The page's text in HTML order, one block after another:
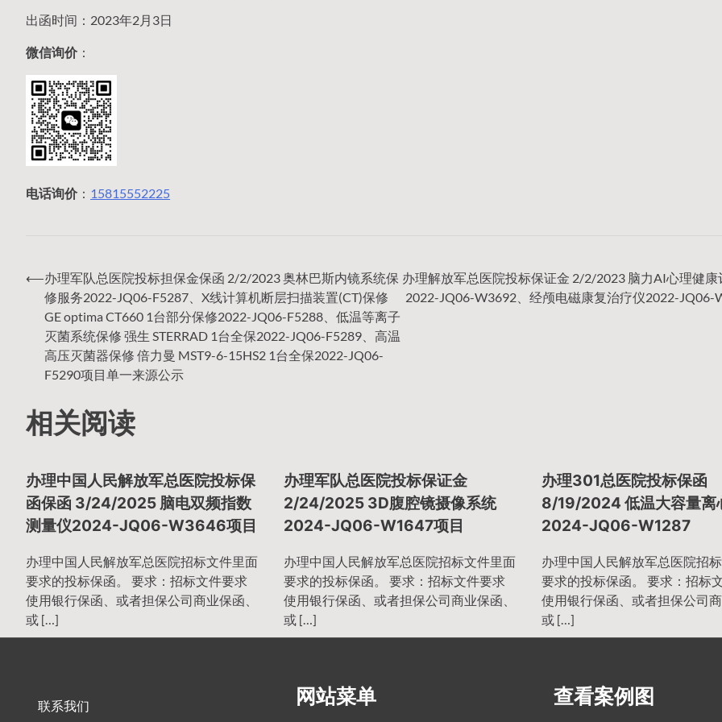
出函时间：2023年2月3日
微信询价：
电话询价： 15815552225
文
章
导
航
⟵办理军队总医院投标担保金保函 2/2/2023 奥林巴斯内镜系统保
修服务2022-JQ06-F5287、X线计算机断层扫描装置(CT)保修
GE optima CT660 1台部分保修2022-JQ06-F5288、低温等离子
灭菌系统保修 强生 STERRAD 1台全保2022-JQ06-F5289、高温
高压灭菌器保修 倍力曼 MST9-6-15HS2 1台全保2022-JQ06-
F5290项目单一来源公示
办理解放军总医院投标保证金 2/2/2023 脑力AI心理健康
2022-JQ06-W3692、经颅电磁康复治疗仪2022-JQ06-
相关阅读
办理中国人民解放军总医院投标保
函保函 3/24/2025 脑电双频指数
测量仪2024-JQ06-W3646项目
办理中国人民解放军总医院招标文件里面
要求的投标保函。 要求：招标文件要求
使用银行保函、或者担保公司商业保函、
或 […]
办理军队总医院投标保证金
2/24/2025 3D腹腔镜摄像系统
2024-JQ06-W1647项目
办理中国人民解放军总医院招标文件里面
要求的投标保函。 要求：招标文件要求
使用银行保函、或者担保公司商业保函、
或 […]
办理301总医院投标保函
8/19/2024 低温大容量离
2024-JQ06-W1287
办理中国人民解放军总医院招
要求的投标保函。 要求：招标
使用银行保函、或者担保公司商
或 […]
联系我们 网站菜单 查看案例图